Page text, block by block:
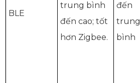
BLE
trung bình
đến cao; tốt
hơn Zigbee.
đến
trung
bình